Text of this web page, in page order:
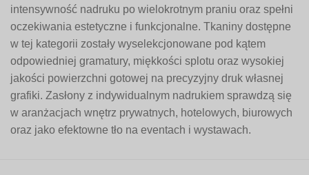
intensywność nadruku po wielokrotnym praniu oraz spełni
oczekiwania estetyczne i funkcjonalne. Tkaniny dostępne
w tej kategorii zostały wyselekcjonowane pod kątem
odpowiedniej gramatury, miękkości splotu oraz wysokiej
jakości powierzchni gotowej na precyzyjny druk własnej
grafiki. Zasłony z indywidualnym nadrukiem sprawdzą się
w aranżacjach wnętrz prywatnych, hotelowych, biurowych
oraz jako efektowne tło na eventach i wystawach.